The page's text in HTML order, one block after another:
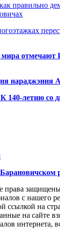
правильно
мира отмечают
нараджэння
140-летию со
права
с нашего
ссылкой на
на сайте
интернета,